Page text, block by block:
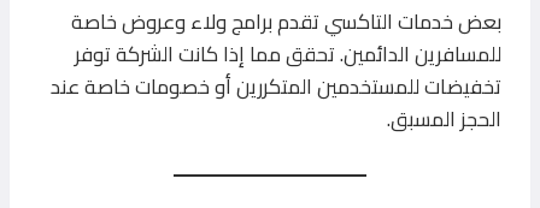
بعض خدمات التاكسي تقدم برامج ولاء وعروض خاصة
للمسافرين الدائمين. تحقق مما إذا كانت الشركة توفر
تخفيضات للمستخدمين المتكررين أو خصومات خاصة عند
الحجز المسبق.